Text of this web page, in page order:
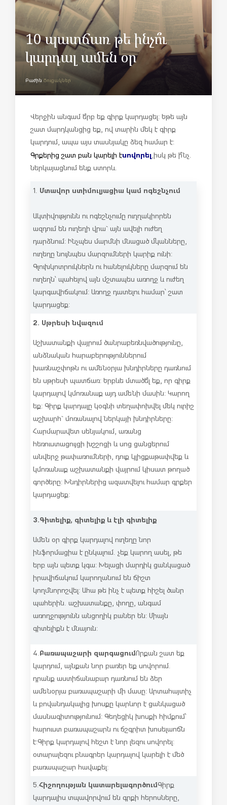
10 պատճառ թե ինչո՞ւ
կարդալ ամեն օր
Բաժին Ցուցակներ
Վերջին անգամ ե՞րբ եք գիրք կարդացել: Եթե այն
շատ մարդկանցից եք, ով տարին մեկ է գիրք
կարդում, ապա այս տասնյակը ձեզ համար է:
Գրքերից շատ բան կարելի էսովորել,իսկ թե ի՞նչ.
ներկայացնում ենք ստորև.
1. Մտավոր ստիմուլյացիա կամ ոգեշնչում
Ակտիվությունն ու ոգեշնչումը ուղղակիորեն
ազդում են ուղեղի վրա` այն ավելի ուժեղ
դարձնում: Ինչպես մարմնի մնացած մկանները,
ուղեղը նույնպես մարզումների կարիք ունի:
Գլուխկոտրուկներն ու հանելուկները մարզում են
ուղեղն՝ պահելով այն մշտապես առողջ և ուժեղ
կարգավիճակում: Առողջ դատելու համար՝ շատ
կարդացեք:
2. Սթրեսի նվազում
Աշխատանքի վայրում ծանրաբեռնվածությունը,
անձնական հարաբերություններում
խառնաշփոթն ու ամենօրյա խնդիրները դառնում
են սթրեսի պատճառ: Երբևե մտածե՞լ եք, որ գիրք
կարդալով կմոռանաք այդ ամենի մասին: Կարող
եք: Գիրք կարդալը կօգնի տեղափոխվել մեկ ուրիշ
աշխարհ` մոռանալով ներկայի խնդիրները:
Հարմարավետ սենյակում, առանց
հեռուստացույցի խշշոցի և սոց ցանցերում
անվերջ թափառումների, դուք կլիցքաթափվեք և
կմոռանաք աշխատանքի վայրում կիսատ թողած
գործերը: Խնդիրներից ազատվելու համար գրքեր
կարդացեք:
3.Գիտելիք, գիտելիք և էլի գիտելիք
Ամեն օր գիրք կարդալով ուղեղը նոր
ինֆորմացիա է ընկալում. չեք կարող ասել, թե
երբ այն պետք կգա: Խելացի մարդիկ ցանկացած
իրավիճակում կարողանում են ճիշտ
կողմնորոշվել: Ահա թե ինչ է պետք հիշել ծանր
պահերին. աշխատանքը, փողը, անգամ
առողջությունն անցողիկ բաներ են: Միայն
գիտելիքն է մնայուն:
4.Բառապաշարի զարգացումՈրքան շատ եք
կարդում, այնքան նոր բառեր եք սովորում.
դրանք աստիճանաբար դառնում են ձեր
ամենօրյա բառապաշարի մի մասը: Արտահայտիչ
և բովանդակալից խոսքը կարևոր է ցանկացած
մասնագիտությունում: Գեղեցիկ խոսքի հիմքում՝
հարուստ բառապաշարն ու ճշգրիտ խոսելաոճն
է: Գիրք կարդալով հեշտ է նոր լեզու սովորել:
օտարալեզու բնագրեր կարդալով կարելի է մեծ
բառապաշար հավաքել:
5.Հիշողության կատարելագործումԳիրք
կարդալիս տպավորվում են գրքի հերոսները,